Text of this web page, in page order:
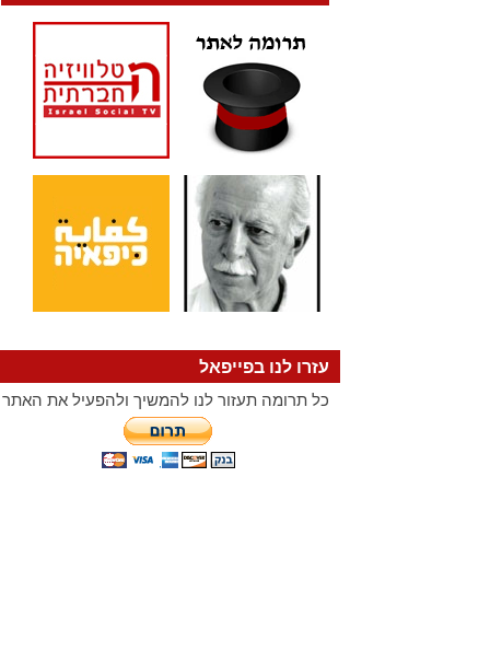
עזרו לנו בפייפאל
כל תרומה תעזור לנו להמשיך ולהפעיל את האתר